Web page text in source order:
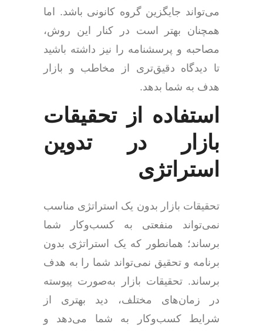
می‌تواند جایگزین گروه کانونی باشد. اما
همچنان بهتر است در کنار این روش،
مصاحبه و پرسشنامه را نیز داشته باشید
تا دیدگاه دقیق‌تری از مخاطب و بازار
هدف به شما بدهد.
استفاده از تحقیقات
بازار در تدوین
استراتژی
تحقیقات بازار بدون یک استراتژی مناسب
نمی‌تواند منفعتی به کسب‌وکار شما
برساند؛ همانطور که یک استراتژی بدون
برنامه و تحقیق نمی‌تواند شما را به هدف
برساند. تحقیقات بازار به‌صورت پیوسته
در زمان‌های مختلف، دید بهتری از
شرایط کسب‌وکار به شما می‌دهد و